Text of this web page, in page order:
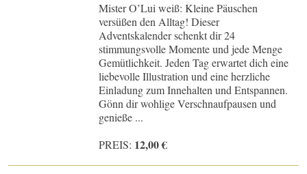
Mister O’Lui weiß: Kleine Päuschen
versüßen den Alltag! Dieser
Adventskalender schenkt dir 24
stimmungsvolle Momente und jede Menge
Gemütlichkeit. Jeden Tag erwartet dich eine
liebevolle Illustration und eine herzliche
Einladung zum Innehalten und Entspannen.
Gönn dir wohlige Verschnaufpausen und
genieße ...
PREIS: 12,00 €